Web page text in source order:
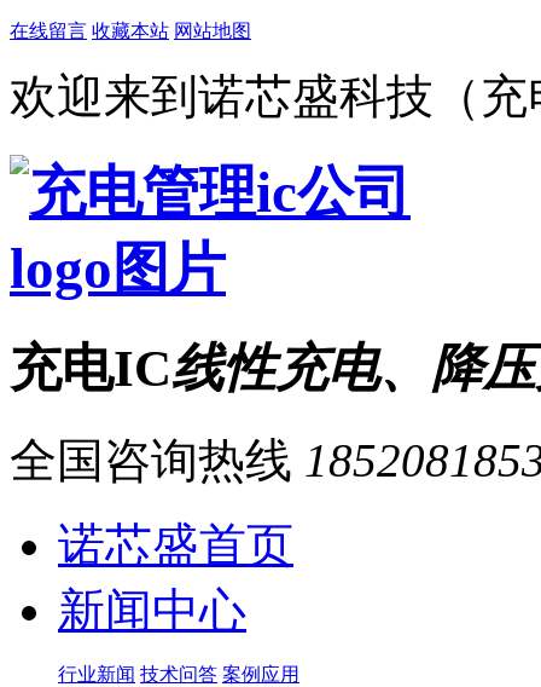
在线留言 收藏本站 网站地图
欢迎来到诺芯盛科技（
充电IC线性充电、降
全国咨询热线
诺芯盛首页
新闻中心
行业新闻 技术问答 案例应用